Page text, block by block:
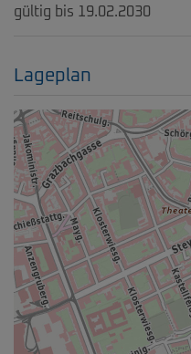
gültig bis
19.02.2030
Lageplan